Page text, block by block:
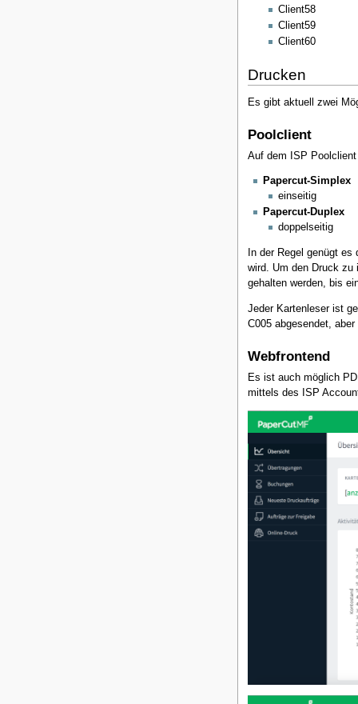
Client58
Client59
Client60
Drucken
Es gibt aktuell zwei
Poolclient
Auf dem ISP
Papercut-Simplex
einseitig
Papercut-Duplex
doppelseitig
In der Regel genügt
wird. Um den Druck
gehalten werden, bis
Jeder Kartenleser ist
C005 abgesendet,
Webfrontend
Es ist auch möglich
mittels des ISP